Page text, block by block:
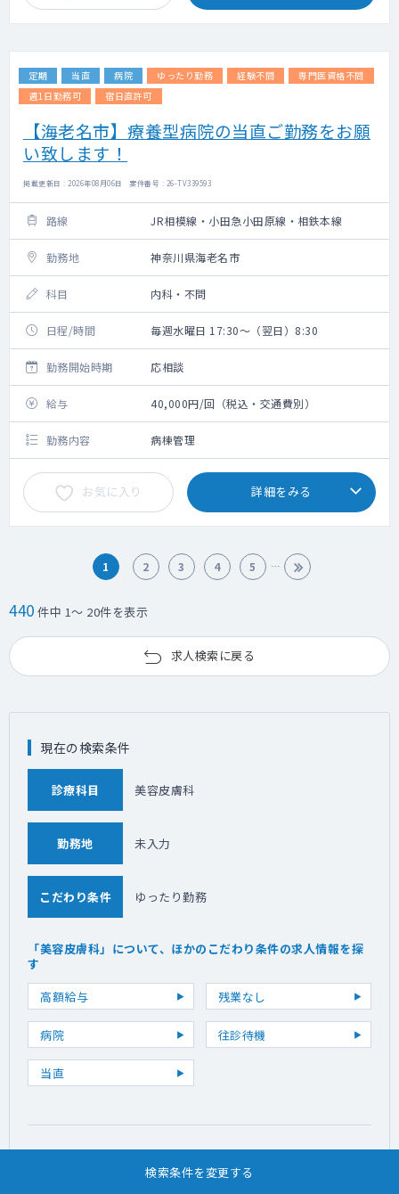
定期 当直 病院 ゆったり勤務 経験不問
専門医資格不問
週1日勤務可
宿日直許可
【海老名市】療養型病院の当直ご勤務をお願
い致します！
掲載更新日 : 2026年08月06日 案件番号 : 26-TV339593
路線 JR相模線・小田急小田原線・相鉄本線
勤務地 神奈川県海老名市
科目 内科・不問
日程/時間 毎週水曜日 17:30～（翌日）8:30
勤務開始時期 応相談
給与 40,000円/回（税込・交通費別）
勤務内容 病棟管理
お気に入り 詳細をみる
1 2 3 4 5
440 件中 1～ 20件を表示
求人検索に戻る
検索条件を変更する
現在の検索条件
診療科目 美容皮膚科
勤務地 未入力
こだわり条件 ゆったり勤務
「美容皮膚科」について、ほかのこだわり条件の求人情報を探
す
高額給与
残業なし
病院 往診待機
当直